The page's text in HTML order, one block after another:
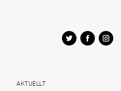
AKTUELLT